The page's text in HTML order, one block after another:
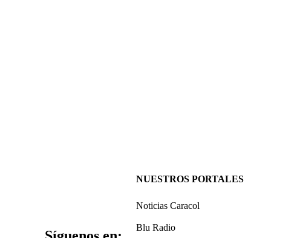
NUESTROS PORTALES
Noticias Caracol
Blu Radio